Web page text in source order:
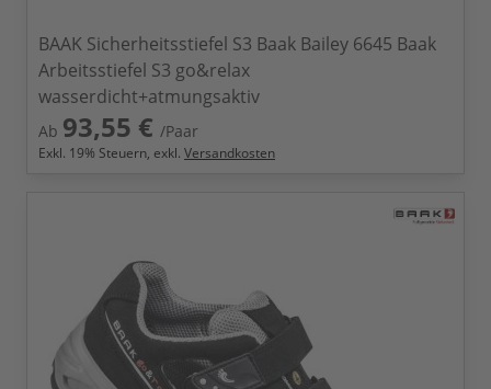
BAAK Sicherheitsstiefel S3 Baak Bailey 6645 Baak
Arbeitsstiefel S3 go&relax
wasserdicht+atmungsaktiv
Ab 93,55 € /Paar
Exkl. 19% Steuern, exkl. Versandkosten